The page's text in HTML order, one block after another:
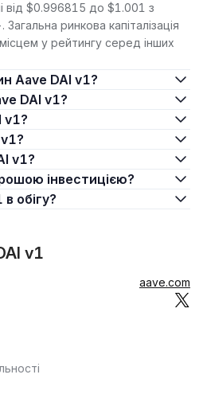
від $0.996815 до $1.001 з
ринкова капіталізація
у рейтингу серед інших
Aave DAI v1?
DAI v1?
v1?
v1?
v1?
інвестицією?
в обігу?
v1
aave.com